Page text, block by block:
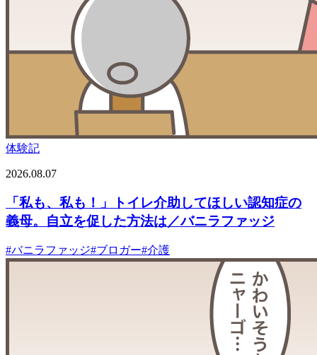
体験記
2026.08.07
「私も、私も！」トイレ介助してほしい認知症の
義母。自立を促した方法は／バニラファッジ
#バニラファッジ#ブロガー#介護